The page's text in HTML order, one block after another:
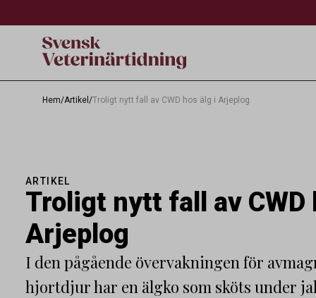
Hem/Artikel /Troligt nytt fall av CWD hos älg i Arjeplog
ARTIKEL
Troligt nytt fall av CWD
Arjeplog
I den pågående övervakningen för
hjortdjur har en älgko som sköts under